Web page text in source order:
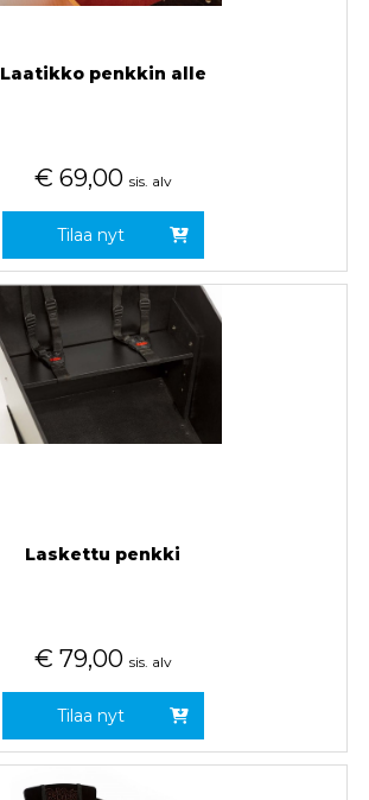
Laatikko penkkin alle
€ 69,00 sis. alv
Tilaa nyt
Laskettu penkki
€ 79,00 sis. alv
Tilaa nyt